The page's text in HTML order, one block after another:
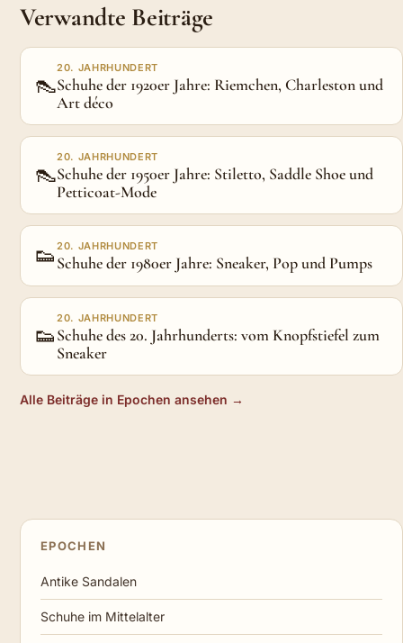
Verwandte Beiträge
👠
20. JAHRHUNDERT
Schuhe der 1920er Jahre: Riemchen, Charleston und
Art déco
👠
20. JAHRHUNDERT
Schuhe der 1950er Jahre: Stiletto, Saddle Shoe und
Petticoat-Mode
👟 20. JAHRHUNDERT
Schuhe der 1980er Jahre: Sneaker, Pop und Pumps
👟
20. JAHRHUNDERT
Schuhe des 20. Jahrhunderts: vom Knopfstiefel zum
Sneaker
Alle Beiträge in Epochen ansehen →
EPOCHEN
Antike Sandalen
Schuhe im Mittelalter